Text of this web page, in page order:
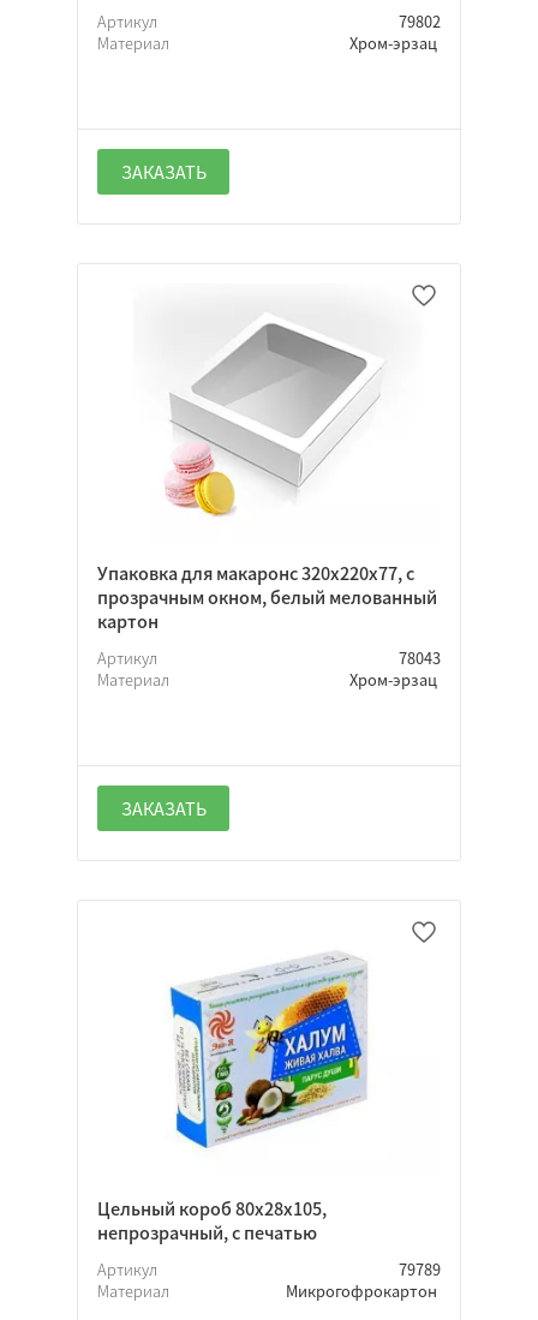
Артикул
79802
Материал
Хром-эрзац
ЗАКАЗАТЬ
Упаковка для макаронс 320х220х77, с
прозрачным окном, белый мелованный
картон
Артикул
78043
Материал
Хром-эрзац
ЗАКАЗАТЬ
Цельный короб 80х28х105,
непрозрачный, с печатью
Артикул
79789
Материал
Микрогофрокартон